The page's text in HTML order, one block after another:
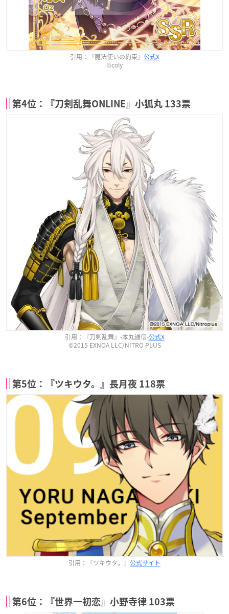
引用：『魔法使いの約束』 公式X
©coly
第4位：『刀剣乱舞ONLINE』小狐丸 133票
引用：『刀剣乱舞』-本丸通信-公式X
©2015 EXNOA LLC/NITRO PLUS
第5位：『ツキウタ。』長月夜 118票
引用：『ツキウタ。』 公式サイト
第6位：『世界一初恋』小野寺律 103票